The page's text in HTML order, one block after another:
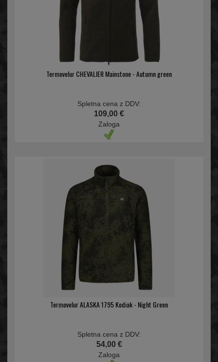
Termovelur CHEVALIER Mainstone - Autumn green
Spletna cena z DDV:
109,00 €
Zaloga
Termovelur ALASKA 1795 Kodiak - Night Green
Spletna cena z DDV:
54,00 €
Zaloga